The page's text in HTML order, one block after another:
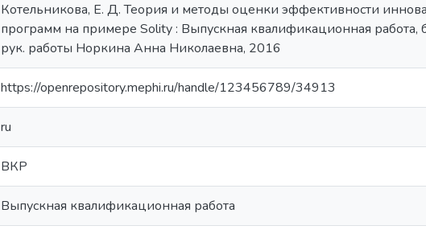
Котельникова, Е. Д. Теория и методы оценки эффективности
программ на примере Solity : Выпускная квалификационная работа,
рук. работы Норкина Анна Николаевна, 2016
https://openrepository.mephi.ru/handle/123456789/34913
ru
ВКР
Выпускная квалификационная работа